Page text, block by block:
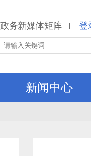
政务新媒体矩阵 | 登
新闻中心